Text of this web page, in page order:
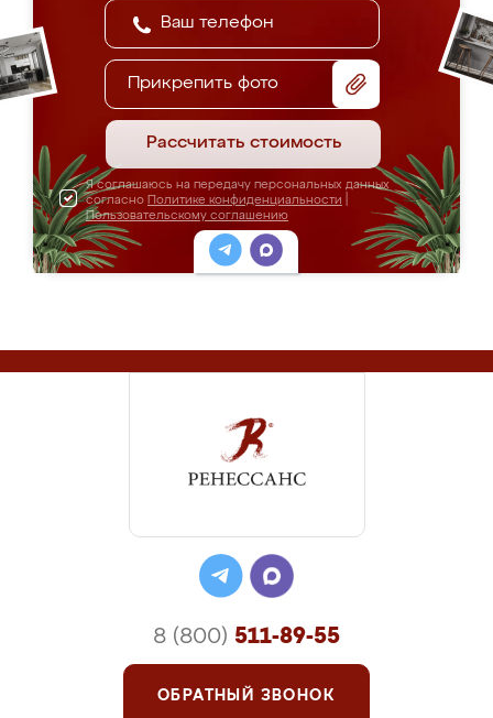
Прикрепить фото
Рассчитать стоимость
Я соглашаюсь на передачу персональных данных
согласно Политике конфиденциальности
Пользовательскому соглашению
8 (800) 511-89-55
ОБРАТНЫЙ ЗВОНОК